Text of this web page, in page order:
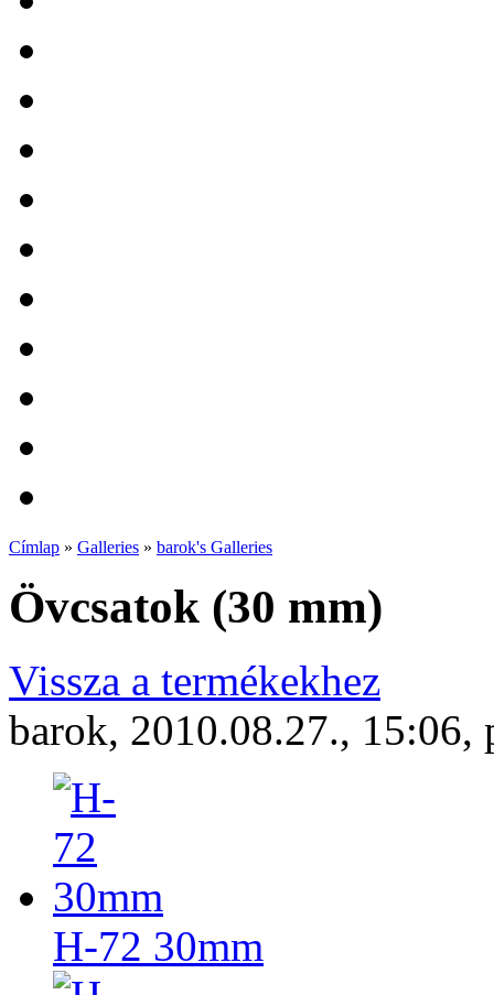
Címlap » Galleries » barok's Galleries
Övcsatok (30 mm)
Vissza a termékekhez
barok, 2010.08.27., 15:06,
H-72 30mm